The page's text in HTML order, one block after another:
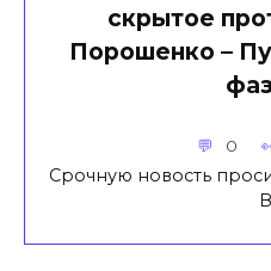
скрытое
Порошенко –
0
Срочную новость